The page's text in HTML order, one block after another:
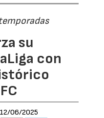
su
con
12/06/2025